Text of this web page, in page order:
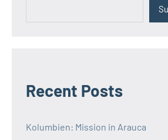
Recent Posts
Kolumbien: Mission in Arauca